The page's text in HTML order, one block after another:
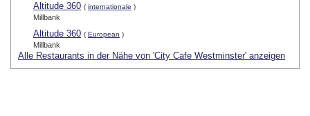
Altitude 360 ( internationale )
Millbank
Altitude 360 ( European )
Millbank
Alle Restaurants in der Nähe von 'City Cafe Westminster' anzeigen